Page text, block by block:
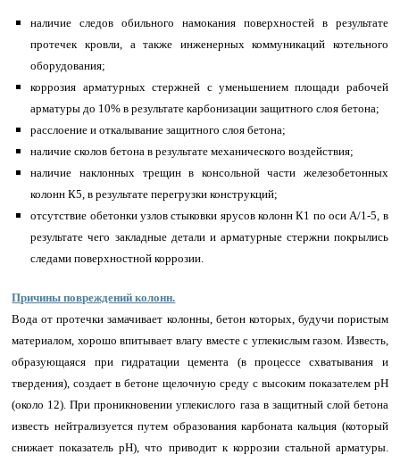
наличие следов обильного намокания поверхностей в результате
протечек кровли, а также инженерных коммуникаций котельного
оборудования;
коррозия арматурных стержней с уменьшением площади рабочей
арматуры до 10% в результате карбонизации защитного слоя бетона;
расслоение и откалывание защитного слоя бетона;
наличие сколов бетона в результате механического воздействия;
наличие наклонных трещин в консольной части железобетонных
колонн К5, в результате перегрузки конструкций;
отсутствие обетонки узлов стыковки ярусов колонн К1 по оси А/1-5, в
результате чего закладные детали и арматурные стержни покрылись
следами поверхностной коррозии.
Причины повреждений колонн.
Вода от протечки замачивает колонны, бетон которых, будучи пористым
материалом, хорошо впитывает влагу вместе с углекислым газом. Известь,
образующаяся при гидратации цемента (в процессе схватывания и
твердения), создает в бетоне щелочную среду с высоким показателем pH
(около 12). При проникновении углекислого газа в защитный слой бетона
известь нейтрализуется путем образования карбоната кальция (который
снижает показатель pH), что приводит к коррозии стальной арматуры.